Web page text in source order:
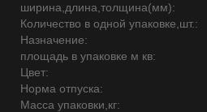
ширина,длина,толщина(мм):
Количество в одной упаковке,шт.:
Назначение:
площадь в упаковке м кв:
Цвет:
Норма отпуска:
Масса упаковки,кг: